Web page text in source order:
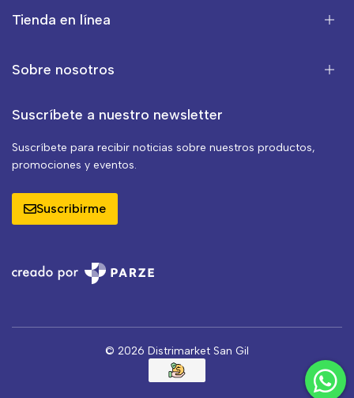
Tienda en línea
Sobre nosotros
Suscríbete a nuestro newsletter
Suscríbete para recibir noticias sobre nuestros productos,
promociones y eventos.
Suscribirme
© 2026 Distrimarket San Gil